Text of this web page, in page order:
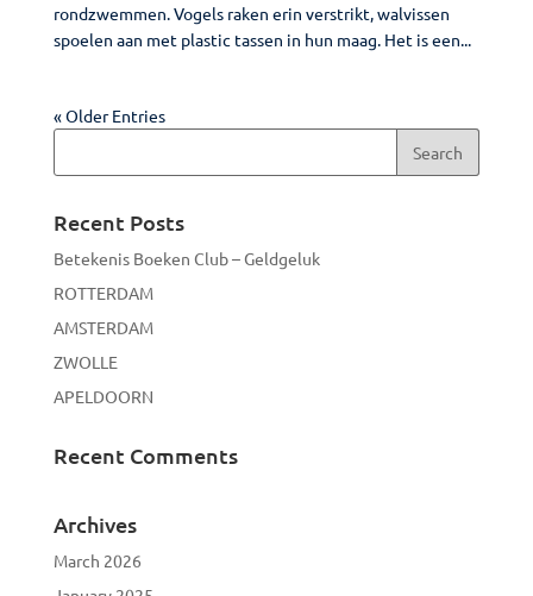
rondzwemmen. Vogels raken erin verstrikt, walvissen
spoelen aan met plastic tassen in hun maag. Het is een...
« Older Entries
Recent Posts
Betekenis Boeken Club – Geldgeluk
ROTTERDAM
AMSTERDAM
ZWOLLE
APELDOORN
Recent Comments
Archives
March 2026